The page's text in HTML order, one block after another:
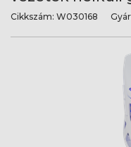
Cikkszám: W030168